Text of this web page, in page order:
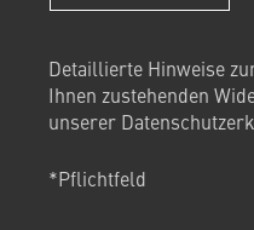
Detaillierte Hinweise
Ihnen zustehenden
unserer
*Pflichtfeld